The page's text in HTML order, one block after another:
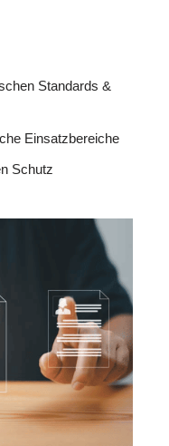
Standards &
Einsatzbereiche
Schutz